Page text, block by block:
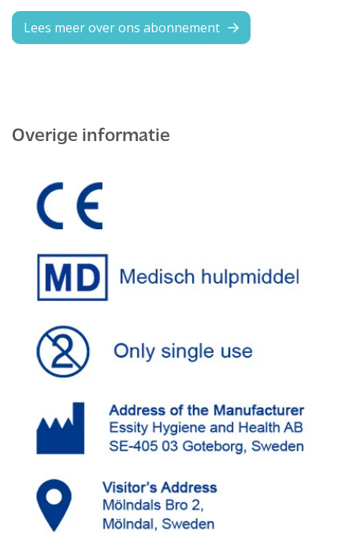
Lees meer over ons abonnement
Overige informatie